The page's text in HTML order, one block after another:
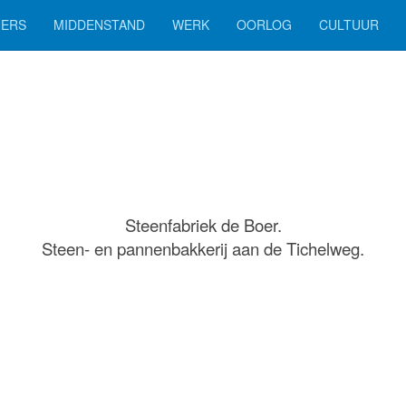
MIDDENSTAND WERK OORLOG CULTUUR
Steenfabriek de Boer.
Steen- en pannenbakkerij aan de Tichelweg.